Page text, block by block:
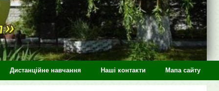
Дистанційне навчання Наші контакти Мапа сайту